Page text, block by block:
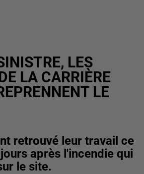
LES
LA CARRIÈRE
LE
retrouvé leur travail ce
après l'incendie qui
le site.